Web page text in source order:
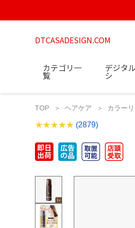
DTCASADESIGN.COM
カテゴリ一
覧
デジタ
シ
TOP ヘアケア カラー
(2879)